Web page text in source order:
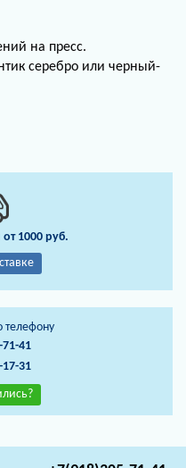
на пресс.
серебро или черный-
1000 руб.
телефону
71-41
17-31